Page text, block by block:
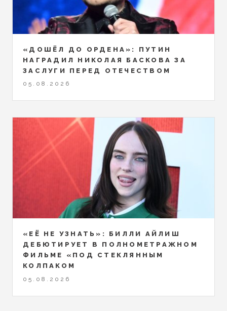
«ДОШЁЛ ДО ОРДЕНА»: ПУТИН
НАГРАДИЛ НИКОЛАЯ БАСКОВА ЗА
ЗАСЛУГИ ПЕРЕД ОТЕЧЕСТВОМ
05.08.2026
«ЕЁ НЕ УЗНАТЬ»: БИЛЛИ АЙЛИШ
ДЕБЮТИРУЕТ В ПОЛНОМЕТРАЖНОМ
ФИЛЬМЕ «ПОД СТЕКЛЯННЫМ
КОЛПАКОМ
05.08.2026